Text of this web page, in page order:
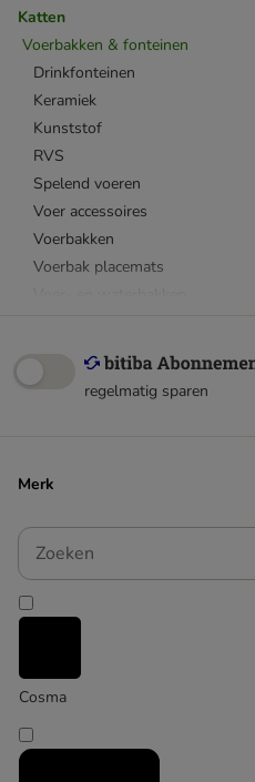
Katten
Voerbakken & fonteinen
Drinkfonteinen
Keramiek
Kunststof
RVS
Spelend voeren
Voer accessoires
Voerbakken
Voerbak placemats
regelmatig sparen
Merk
Zoeken
Cosma